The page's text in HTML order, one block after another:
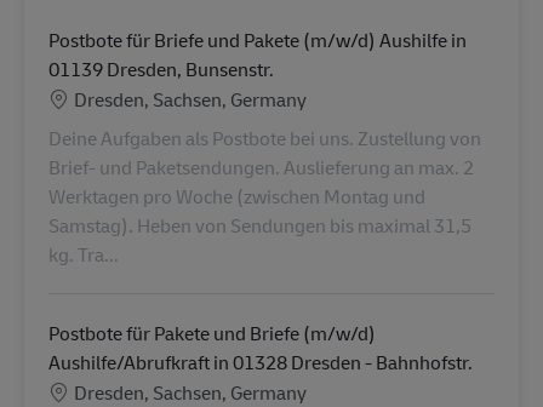
Postbote für Briefe und Pakete (m/w/d) Aushilfe in
01139 Dresden, Bunsenstr.
Localização
Dresden, Sachsen, Germany
Deine Aufgaben als Postbote bei uns. Zustellung von
Brief- und Paketsendungen. Auslieferung an max. 2
Werktagen pro Woche (zwischen Montag und
Samstag). Heben von Sendungen bis maximal 31,5
kg. Tra...
Postbote für Pakete und Briefe (m/w/d)
Aushilfe/Abrufkraft in 01328 Dresden - Bahnhofstr.
Localização
Dresden, Sachsen, Germany